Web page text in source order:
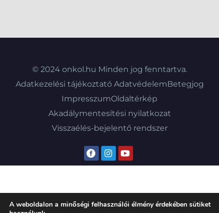
© 2024 onkol.hu Minden jog fenntartva.
Adatkezelési tájékoztató AdatvédelemBetegjog
ImpresszumOldaltérkép
Akadálymentesítési nyilatkozat
Visszaélés-bejelentő rendszer
A weboldalon a minőségi felhasználói élmény érdekében sütiket